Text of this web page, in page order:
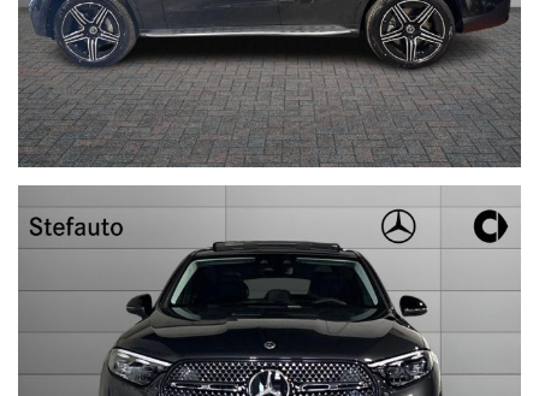
Tel. 051244435 - sales@stefauto.it